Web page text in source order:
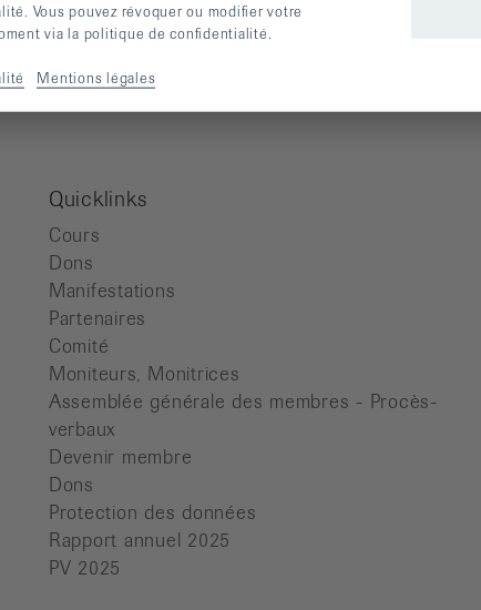
Quicklinks
Cours
Dons
Manifestations
Partenaires
Comité
Moniteurs, Monitrices
Assemblée générale des membres - Procès-
verbaux
Devenir membre
Dons
Protection des données
Rapport annuel 2025
PV 2025
Vous pouvez révoquer ou modifier votre
via la politique de confidentialité.
Mentions légales